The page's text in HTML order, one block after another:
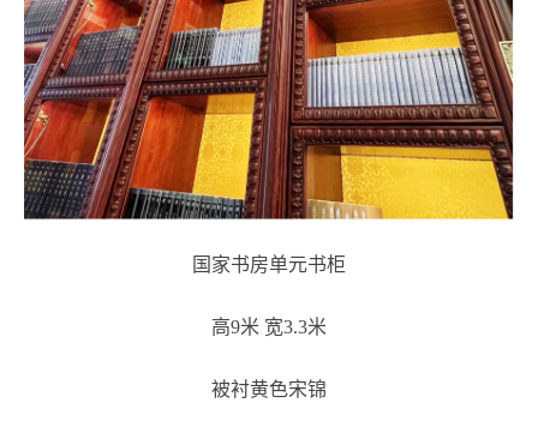
国家书房单元书柜
高9米 宽3.3米
被衬黄色宋锦